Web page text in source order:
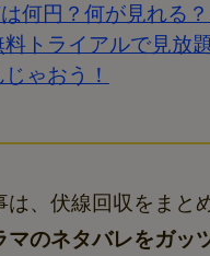
何円？何が見れる
トライアルで見放
ゃおう！
は、伏線回収をまと
マのネタバレをガッ